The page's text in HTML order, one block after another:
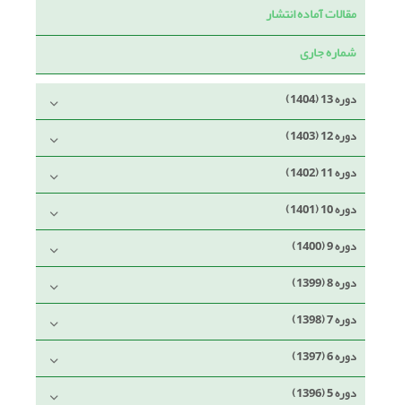
مقالات آماده انتشار
شماره جاری
دوره 13 (1404)
دوره 12 (1403)
دوره 11 (1402)
دوره 10 (1401)
دوره 9 (1400)
دوره 8 (1399)
دوره 7 (1398)
دوره 6 (1397)
دوره 5 (1396)